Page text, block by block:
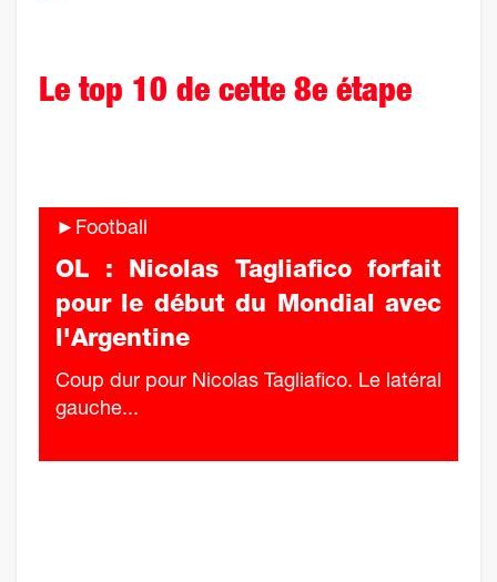
Le top 10 de cette 8e étape
►Football
OL : Nicolas Tagliafico forfait
pour le début du Mondial avec
l'Argentine
Coup dur pour Nicolas Tagliafico. Le latéral
gauche...